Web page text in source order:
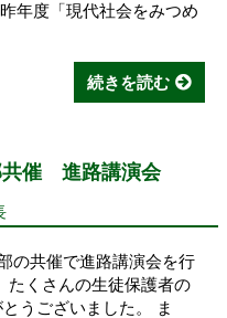
年度「現代社会をみつめ
続きを読む
催 進路講演会
の共催で進路講演会を行
たくさんの生徒保護者の
うございました。 ま